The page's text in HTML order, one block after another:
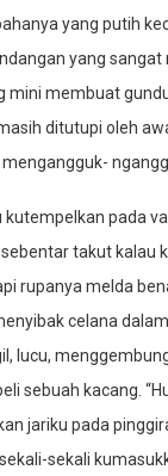
yang putih
yang sangat
mini membuat
ditutupi oleh
pada
takut kalau
rupanya melda
celana
lucu,
sebuah kacang.
jariku pada
sekali